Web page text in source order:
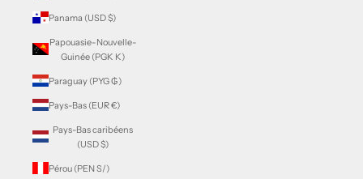
Panama (USD $)
Papouasie-Nouvelle-
Guinée (PGK K)
Paraguay (PYG ₲)
Pays-Bas (EUR €)
Pays-Bas caribéens
(USD $)
Pérou (PEN S/)